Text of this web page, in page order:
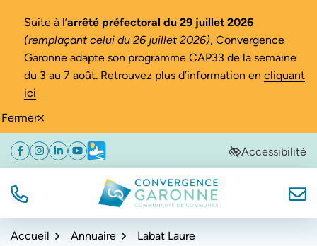
Fermer
Suite à l’arrêté préfectoral du 29 juillet 2026
(remplaçant celui du 26 juillet 2026), Convergence
Garonne adapte son programme CAP33 de la semaine
du 3 au 7 août. Retrouvez plus d’information en cliquant
ici
Aller
navigation
Aller
au
Aller
au
de
Facebook
(ouverture dans un nouvel onglet)
Instagram
(ouverture dans un nouvel onglet)
Linkedin
(ouverture dans un nouvel onglet)
YouTube
(ouverture dans un nouvel onglet)
Météo
(ouverture dans un nouvel onglet)Accessibilité
TÉL. Convergence Garonne
Accueil Annuaire Labat Laure